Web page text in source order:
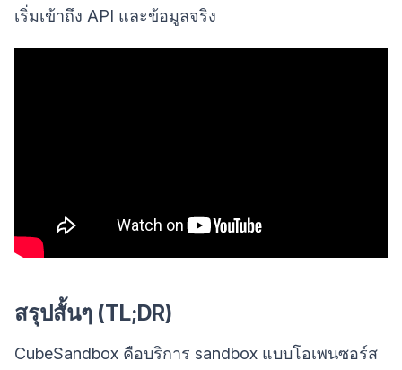
เริ่มเข้าถึง API และข้อมูลจริง
สรุปสั้นๆ (TL;DR)
CubeSandbox คือบริการ sandbox แบบโอเพนซอร์ส